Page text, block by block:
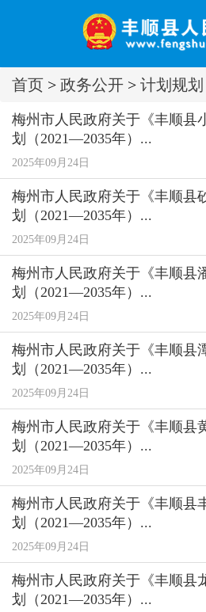
首页 > 政务公开 > 计划规划
梅州市人民政府关于《丰顺县
划（2021—2035年）...
2025年09月24日
梅州市人民政府关于《丰顺县
划（2021—2035年）...
2025年09月24日
梅州市人民政府关于《丰顺县
划（2021—2035年）...
2025年09月24日
梅州市人民政府关于《丰顺县
划（2021—2035年）...
2025年09月24日
梅州市人民政府关于《丰顺县
划（2021—2035年）...
2025年09月24日
梅州市人民政府关于《丰顺县
划（2021—2035年）...
2025年09月24日
梅州市人民政府关于《丰顺县
划（2021—2035年）...